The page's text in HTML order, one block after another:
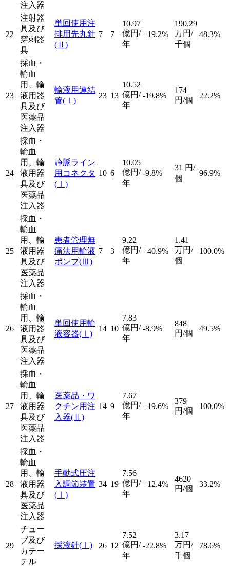
注入器
22
注射器
具及び
穿刺器
具
単回使用注
排用先丸針
(Ⅱ)
7 7
10.97
億円/
年
+19.2%
190.29
万円/
千個
48.3%
23
採血・
輸血
用、輸
液用器
具及び
医薬品
注入器
輸液用連結
管(Ⅰ)
23 13
10.52
億円/
年
-19.8%
174
円/個
22.2%
24
採血・
輸血
用、輸
液用器
具及び
医薬品
注入器
静脈ライン
用コネクタ
(Ⅰ)
10 6
10.05
億円/
年
-9.8%
31 円/
個
96.9%
25
採血・
輸血
用、輸
液用器
具及び
医薬品
注入器
患者管理無
痛法用輸液
ポンプ(Ⅲ)
7 3
9.22
億円/
年
+40.9%
1.41
万円/
個
100.0%
26
採血・
輸血
用、輸
液用器
具及び
医薬品
注入器
単回使用輸
液容器(Ⅰ)
14 10
7.83
億円/
年
-8.9%
848
円/個
49.5%
27
採血・
輸血
用、輸
液用器
具及び
医薬品
注入器
医薬品・ワ
クチン用注
入器(Ⅱ)
14 9
7.67
億円/
年
+19.6%
379
円/個
100.0%
28
採血・
輸血
用、輸
液用器
具及び
医薬品
注入器
手動式圧注
入調節装置
(Ⅰ)
34 19
7.56
億円/
年
+12.4%
4620
円/個
33.2%
29
チュー
ブ及び
カテー
テル
採液針(Ⅰ) 26 12
7.52
億円/
年
-22.8%
3.17
万円/
千個
78.6%